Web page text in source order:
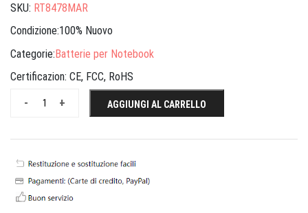
SKU: RT8478MAR
Condizione:100% Nuovo
Categorie:Batterie per Notebook
Certificazion: CE, FCC, RoHS
+
- AGGIUNGI AL CARRELLO